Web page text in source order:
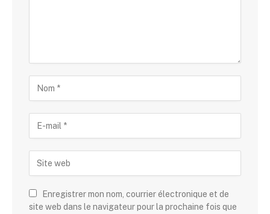
Enregistrer mon nom, courrier électronique et de
site web dans le navigateur pour la prochaine fois que